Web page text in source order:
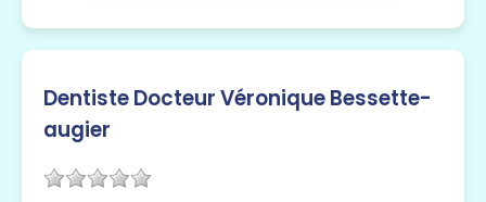
Dentiste Docteur Véronique Bessette-
augier